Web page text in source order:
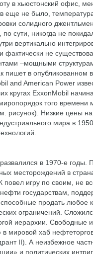
в хьюстонский офис,
еще не было,
солидного
сути, никогда не
вертикально
фактически не
–мощными
пишет в опубликованном
and American Power
кругах ExxonMobil
того
рисунок). Низкие цены
мира в
в 1970-е годы.
месторождений в
игру по своим, не
государствам,
продать любое
ограничений.
иерархии. Свободные
мировой хаб
II). А неизбежное
и политических интриг.